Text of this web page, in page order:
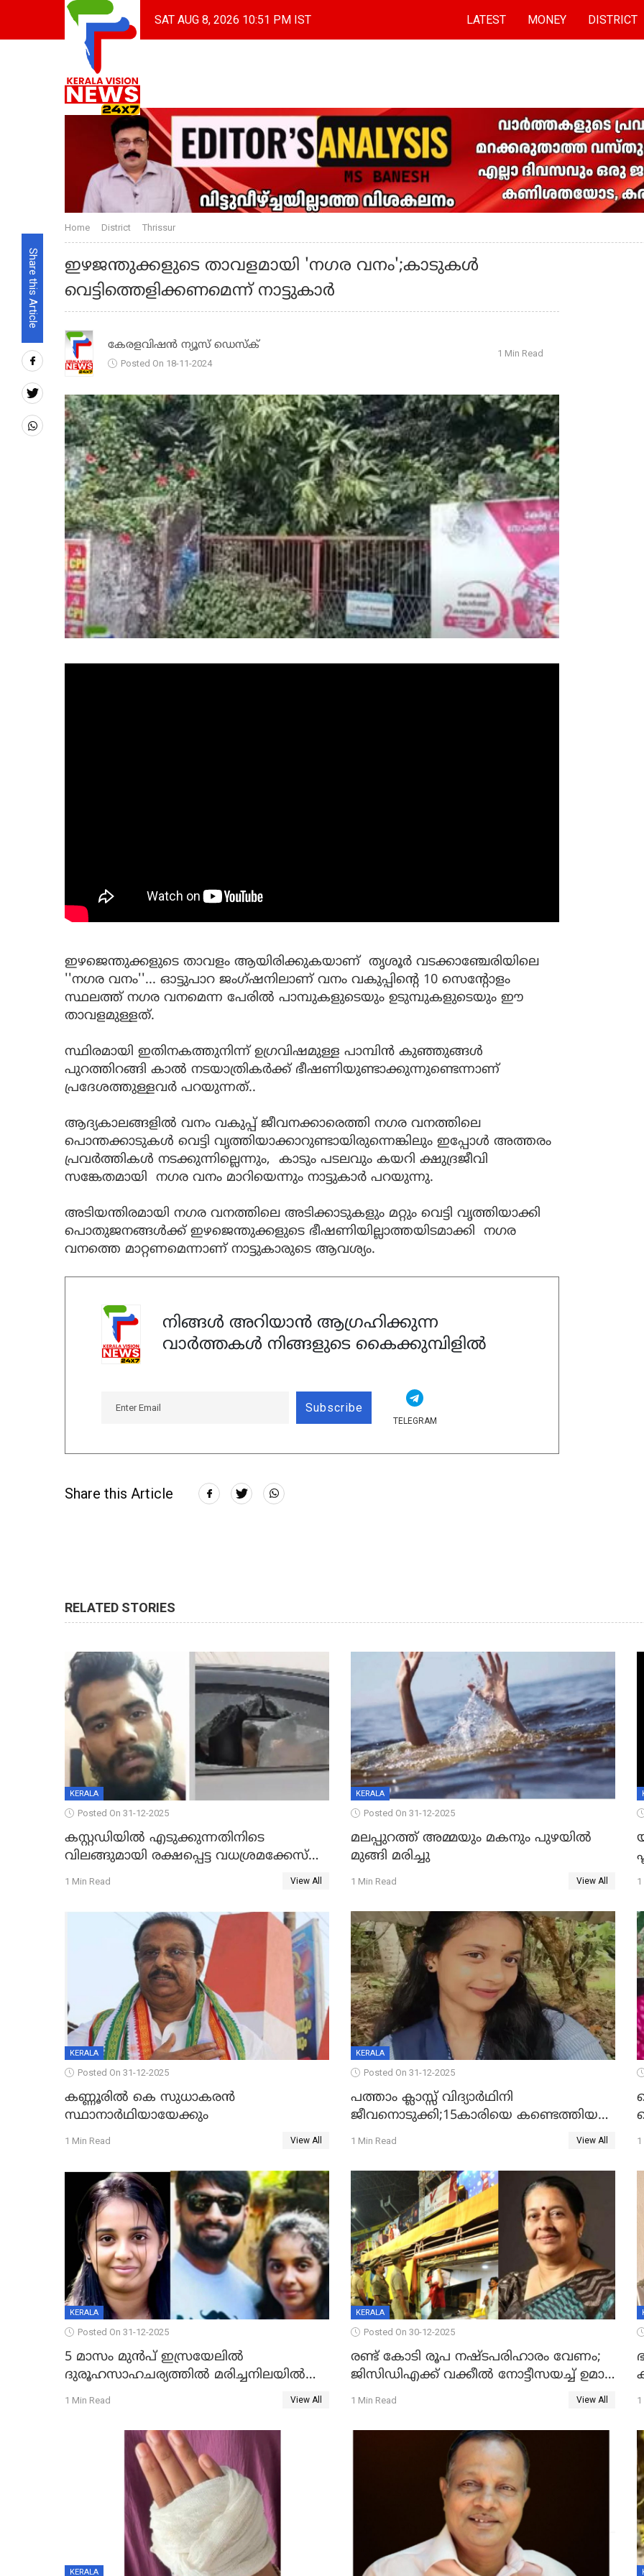
SAT AUG 8, 2026 10:51 PM IST LATEST MONEY DISTRICT
Share this Article
Home District Thrissur
ഇഴജന്തുക്കളുടെ താവളമായി 'നഗര വനം';കാടുകള്‍
വെട്ടിത്തെളിക്കണമെന്ന് നാട്ടുകാര്‍
കേരളവിഷൻ ന്യൂസ് ഡെസ്‌ക്
Posted On 18-11-2024
1 Min Read
ഇഴജെന്തുക്കളുടെ താവളം ആയിരിക്കുകയാണ് തൃശൂർ വടക്കാഞ്ചേരിയിലെ
''നഗര വനം''... ഓട്ടുപാറ ജംഗ്ഷനിലാണ് വനം വകുപ്പിൻ്റെ 10 സെൻ്റോളം
സ്ഥലത്ത് നഗര വനമെന്ന പേരിൽ പാമ്പുകളുടെയും ഉടുമ്പുകളുടെയും ഈ
താവളമുള്ളത്.
സ്ഥിരമായി ഇതിനകത്തുനിന്ന് ഉഗ്രവിഷമുള്ള പാമ്പിൻ കുഞ്ഞുങ്ങൾ
പുറത്തിറങ്ങി കാൽ നടയാത്രികർക്ക് ഭീഷണിയുണ്ടാക്കുന്നുണ്ടെന്നാണ്
പ്രദേശത്തുള്ളവർ പറയുന്നത്..
ആദ്യകാലങ്ങളിൽ വനം വകുപ്പ് ജീവനക്കാരെത്തി നഗര വനത്തിലെ
പൊന്തക്കാടുകൾ വെട്ടി വൃത്തിയാക്കാറുണ്ടായിരുന്നെങ്കിലും ഇപ്പോൾ അത്തരം
പ്രവർത്തികൾ നടക്കുന്നില്ലെന്നും, കാടും പടലവും കയറി ക്ഷുദ്രജീവി
സങ്കേതമായി നഗര വനം മാറിയെന്നും നാട്ടുകാർ പറയുന്നു.
അടിയന്തിരമായി നഗര വനത്തിലെ അടിക്കാടുകളും മറ്റും വെട്ടി വൃത്തിയാക്കി
പൊതുജനങ്ങൾക്ക് ഇഴജെന്തുക്കളുടെ ഭീഷണിയില്ലാത്തയിടമാക്കി നഗര
വനത്തെ മാറ്റണമെന്നാണ് നാട്ടുകാരുടെ ആവശ്യം.
നിങ്ങൾ അറിയാൻ ആഗ്രഹിക്കുന്ന
വാർത്തകൾ നിങ്ങളുടെ കൈക്കുമ്പിളിൽ
Subscribe
TELEGRAM
Share this Article
RELATED STORIES
KERALA
Posted On 31-12-2025
കസ്റ്റഡിയിൽ എടുക്കുന്നതിനിടെ
വിലങ്ങുമായി രക്ഷപ്പെട്ട വധശ്രമക്കേസ്
പ്രതി പിടിയിൽ
1 Min Read View All
KERALA
Posted On 31-12-2025
മലപ്പുറത്ത് അമ്മയും മകനും പുഴയിൽ
മുങ്ങി മരിച്ചു
1 Min Read View All 1
KERALA
Posted On 31-12-2025
കണ്ണൂരിൽ കെ സുധാകരൻ
സ്ഥാനാർഥിയായേക്കും
1 Min Read View All
KERALA
Posted On 31-12-2025
പത്താം ക്ലാസ്സ് വിദ്യാര്‍ഥിനി
ജീവനൊടുക്കി;15കാരിയെ കണ്ടെത്തിയത്
കിടപ്പുമുറിയില്‍ തൂങ്ങി മരിച്ച നിലയിൽ
1 Min Read View All 1
KERALA
Posted On 31-12-2025
5 മാസം മുൻപ് ഇസ്രയേലിൽ
ദുരൂഹസാഹചര്യത്തിൽ മരിച്ചനിലയിൽ
കണ്ടെത്തിയ മലയാളി യുവാവിന്റെ
1 Min Read View All
KERALA
Posted On 30-12-2025
രണ്ട് കോടി രൂപ നഷ്ടപരിഹാരം വേണം;
ജിസിഡിഎക്ക് വക്കീൽ നോട്ടീസയച്ച് ഉമാ
തോമസ്
1 Min Read View All 1
KERALA